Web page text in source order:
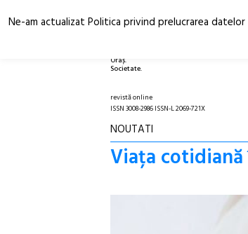
Oraș.
Societate.
revistă online
ISSN 3008-2986 ISSN-L 2069-721X
NOUTATI
Viața
Ne-am actualizat Politica privind prelucrarea